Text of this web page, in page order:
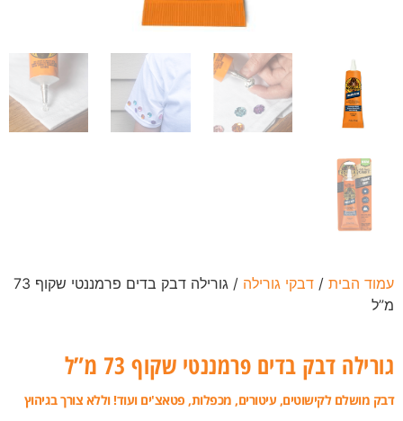
עמוד הבית/ דבקי גורילה
/ גורילה דבק בדים פרמננטי שקוף 73
מ”ל
גורילה דבק בדים פרמננטי שקוף 73 מ”ל
דבק מושלם לקישוטים, עיטורים, מכפלות, פטאצ'ים ועוד! וללא צורך בגיהוץ